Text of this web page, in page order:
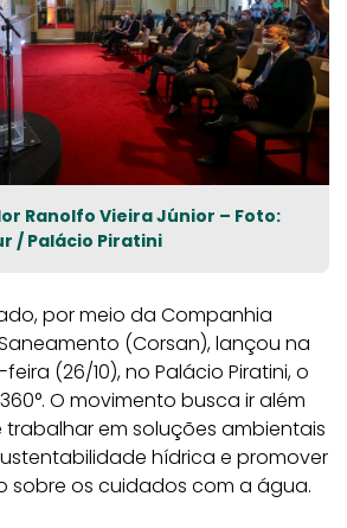
Ranolfo Vieira Júnior – Foto:
/ Palácio Piratini
por meio da Companhia
(Corsan), lançou na
(26/10), no Palácio Piratini, o
O movimento busca ir além
em soluções ambientais
hídrica e promover
sobre os cuidados com a água.